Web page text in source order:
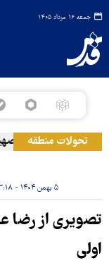
جمعه ۱۶ مرداد ۱۴۰۵
تحولات منطقه
حمله رژیم
۵ بهمن ۱۴۰۴ - ۱۳:۱۸
تصویری از رضا
اولی